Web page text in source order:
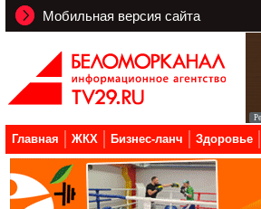
Мобильная версия сайта
Главная ЖКХ Бизнес-ланч Здоровье